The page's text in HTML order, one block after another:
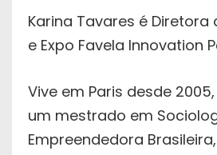
Karina Tavares é Diretora
e Expo Favela Innovation
Vive em Paris desde
um mestrado em
Empreendedora